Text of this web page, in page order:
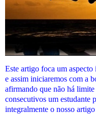
Este artigo foca um
e assim iniciaremos com a
afirmando que não há
consecutivos um estudante
integralmente o nosso